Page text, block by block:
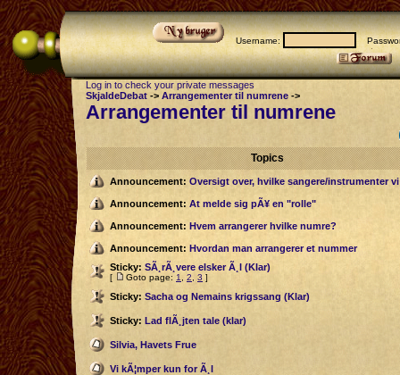
Username:
Log in to check your private messages
SkjaldeDebat -> Arrangementer til numrene ->
Arrangementer til numrene
Topics
Announcement: Oversigt over, hvilke sangere/instrumenter
Announcement: At melde sig pÃ¥ en "rolle"
Announcement: Hvem arrangerer hvilke numre?
Announcement: Hvordan man arrangerer et nummer
Sticky: SÃ¸rÃ¸vere elsker Ã¸l (Klar)
[ Goto page: 1 2 3 ]
Sticky: Sacha og Nemains krigssang (Klar)
Sticky: Lad flÃ¸jten tale (klar)
Silvia, Havets Frue
Vi kÃ¦mper kun for Ã¸l